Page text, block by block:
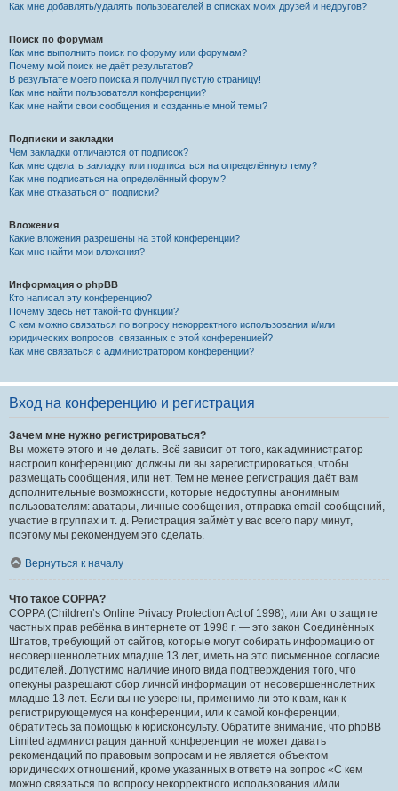
Как мне добавлять/удалять пользователей в списках моих друзей и недругов?
Поиск по форумам
Как мне выполнить поиск по форуму или форумам?
Почему мой поиск не даёт результатов?
В результате моего поиска я получил пустую страницу!
Как мне найти пользователя конференции?
Как мне найти свои сообщения и созданные мной темы?
Подписки и закладки
Чем закладки отличаются от подписок?
Как мне сделать закладку или подписаться на определённую тему?
Как мне подписаться на определённый форум?
Как мне отказаться от подписки?
Вложения
Какие вложения разрешены на этой конференции?
Как мне найти мои вложения?
Информация о phpBB
Кто написал эту конференцию?
Почему здесь нет такой-то функции?
С кем можно связаться по вопросу некорректного использования и/или
юридических вопросов, связанных с этой конференцией?
Как мне связаться с администратором конференции?
Вход на конференцию и регистрация
Зачем мне нужно регистрироваться?
Вы можете этого и не делать. Всё зависит от того, как администратор
настроил конференцию: должны ли вы зарегистрироваться, чтобы
размещать сообщения, или нет. Тем не менее регистрация даёт вам
дополнительные возможности, которые недоступны анонимным
пользователям: аватары, личные сообщения, отправка email-сообщений,
участие в группах и т. д. Регистрация займёт у вас всего пару минут,
поэтому мы рекомендуем это сделать.
Вернуться к началу
Что такое COPPA?
COPPA (Children’s Online Privacy Protection Act of 1998), или Акт о защите
частных прав ребёнка в интернете от 1998 г. — это закон Соединённых
Штатов, требующий от сайтов, которые могут собирать информацию от
несовершеннолетних младше 13 лет, иметь на это письменное согласие
родителей. Допустимо наличие иного вида подтверждения того, что
опекуны разрешают сбор личной информации от несовершеннолетних
младше 13 лет. Если вы не уверены, применимо ли это к вам, как к
регистрирующемуся на конференции, или к самой конференции,
обратитесь за помощью к юрисконсульту. Обратите внимание, что phpBB
Limited администрация данной конференции не может давать
рекомендаций по правовым вопросам и не является объектом
юридических отношений, кроме указанных в ответе на вопрос «С кем
можно связаться по вопросу некорректного использования и/или